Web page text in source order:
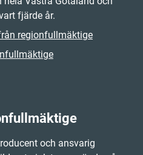
fjärde år.
regionfullmäktige
och ansvarig